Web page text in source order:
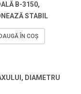
B-3150,
STABIL
ÎN COȘ
DIAMETRU